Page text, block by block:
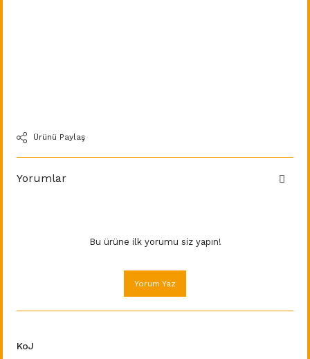
Ürünü Paylaş
Yorumlar
Bu ürüne ilk yorumu siz yapın!
Yorum Yaz
KoJ